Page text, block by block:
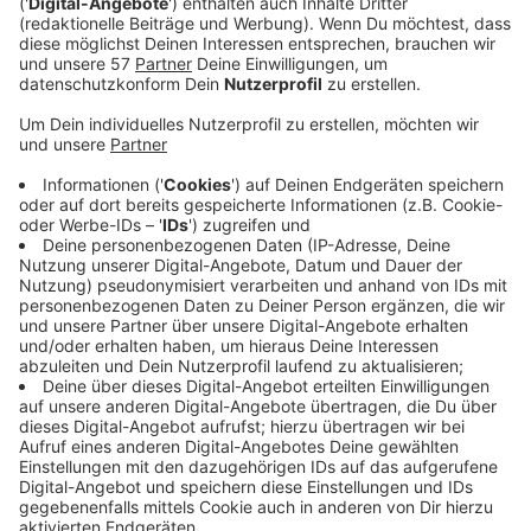
Die Bauern in der Städteregion Aachen haben 2019
wegen der großen Trockenheit weniger verdient als in
früheren Jahren.
Die Erträge sind geringer, hat Wilfried Jansen von der
Kreisbauernschaft beim Erntedankempfang der
Städteregion zu Antenne AC gesagt.
Zwar sei das Dürrejahr 2018 noch schlimmer gewesen,
aber das Wasserdefizit aus dem Vorjahr sei immer
noch nicht wieder aufgefüllt.
Gerade in der Viehhaltung haben die Landwirte zu
kämpfen, weil die Futterlager nach zwei extremen
Dürresommern ziemlich leer sind.
Anzeige